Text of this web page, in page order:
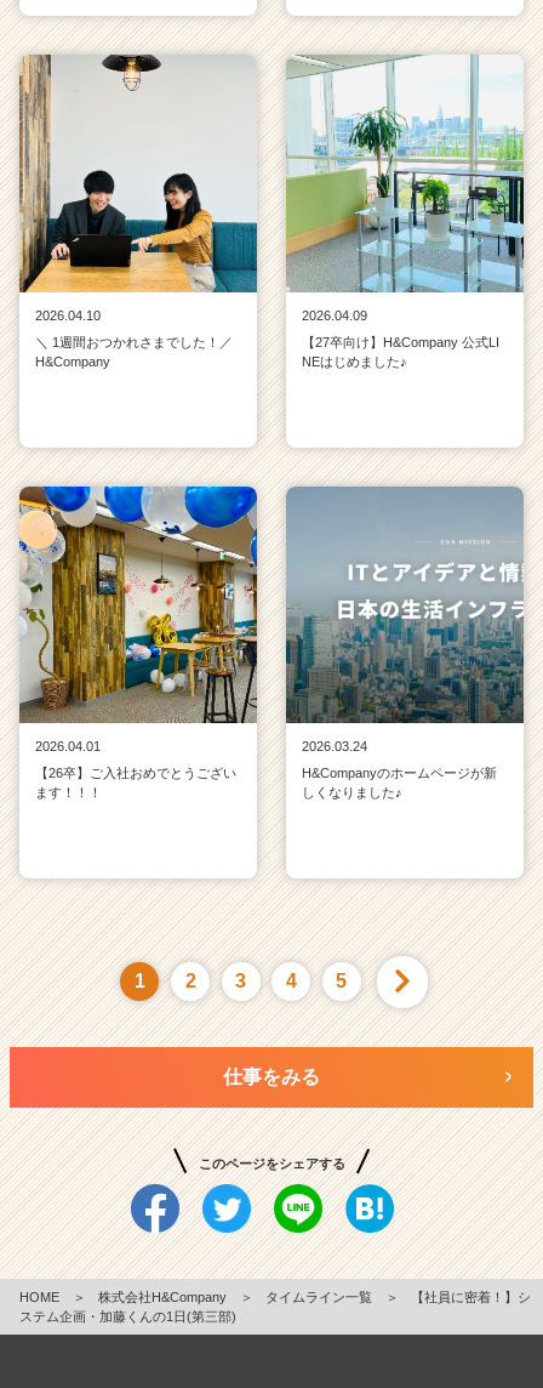
2026.04.10
＼ 1週間おつかれさまでした！／
H&Company
2026.04.09
【27卒向け】H&Company 公式LI
NEはじめました♪
2026.04.01
【26卒】ご入社おめでとうござい
ます！！！
2026.03.24
H&Companyのホームページが新
しくなりました♪
1 2 3 4 5
仕事をみる
このページをシェアする
HOME ＞ 株式会社H&Company ＞ タイムライン一覧 ＞
【社員に密着！】シ
ステム企画・加藤くんの1日(第三部)